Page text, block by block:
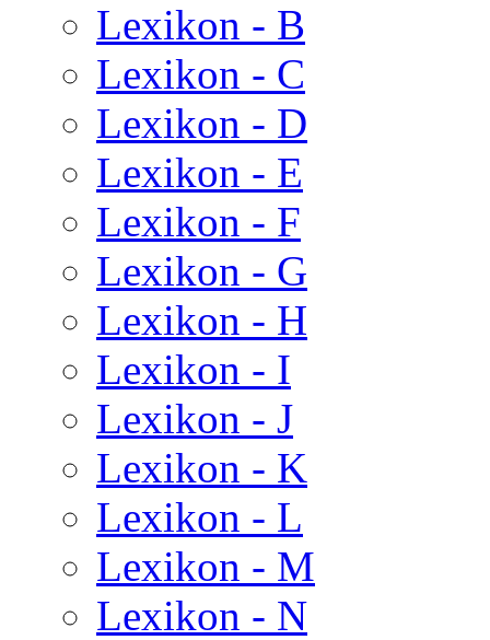
Lexikon - B
Lexikon - C
Lexikon - D
Lexikon - E
Lexikon - F
Lexikon - G
Lexikon - H
Lexikon - I
Lexikon - J
Lexikon - K
Lexikon - L
Lexikon - M
Lexikon - N